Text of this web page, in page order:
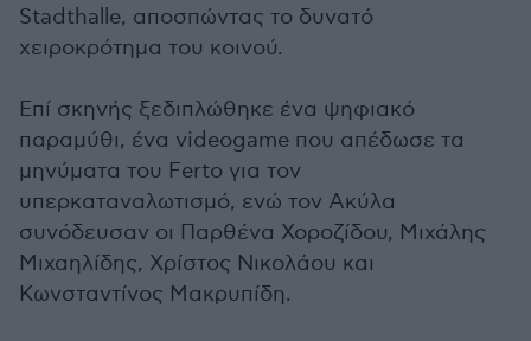
Stadthalle, αποσπώντας το δυνατό
χειροκρότημα του κοινού.
Επί σκηνής ξεδιπλώθηκε ένα ψηφιακό
παραμύθι, ένα videogame που απέδωσε τα
μηνύματα του Ferto για τον
υπερκαταναλωτισμό, ενώ τον Ακύλα
συνόδευσαν οι Παρθένα Χοροζίδου, Μιχάλης
Μιχαηλίδης, Χρίστος Νικολάου και
Κωνσταντίνος Μακρυπίδη.